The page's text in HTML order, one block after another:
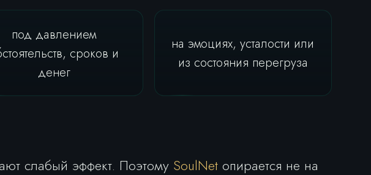
под давлением
сроков и
денег
на эмоциях, усталости или
из состояния перегруза
слабый эффект. Поэтому SoulNet опирается не на